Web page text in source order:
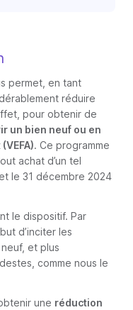
permet, en tant
réduire
pour obtenir de
un bien neuf ou en
. Ce programme
achat d’un tel
le 31 décembre 2024
le dispositif. Par
d’inciter les
et plus
comme nous le
une réduction